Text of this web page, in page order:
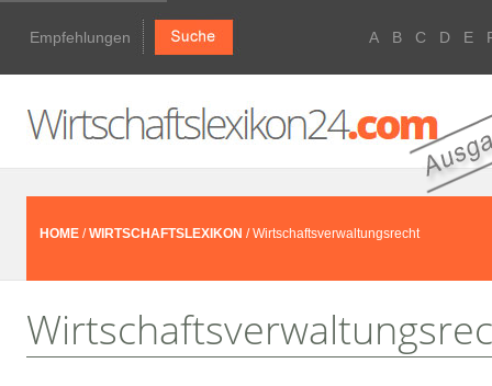
Empfehlungen A B C D E
HOME /WIRTSCHAFTSLEXIKON / Wirtschaftsverwaltungsrecht